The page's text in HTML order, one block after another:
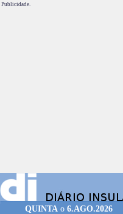
Publicidade.
QUINTAo 6.AGO.2026